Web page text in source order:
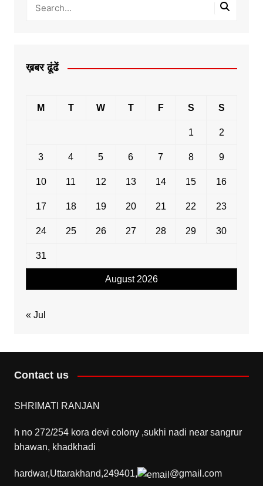
ख़बर ढूंढें
August 2026
M T W T F S S
1 2
3 4 5 6 7 8 9
10 11 12 13 14 15 16
17 18 19 20 21 22 23
24 25 26 27 28 29 30
31
« Jul
Contact us
SHRIMATI RANJAN
h no 272/254 kora devi colony ,sukhi nadi near sangrur
bhawan, khadkhadi
hardwar,Uttarakhand,249401, @gmail.com